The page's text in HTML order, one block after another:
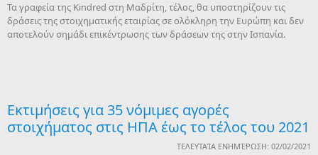
Τα γραφεία της Kindred στη Μαδρίτη, τέλος, θα υποστηρίζουν τις
δράσεις της στοιχηματικής εταιρίας σε ολόκληρη την Ευρώπη και δεν
αποτελούν σημάδι επικέντρωσης των δράσεων της στην Ισπανία.
Εκτιμήσεις για 35 νόμιμες αγορές
στοιχήματος στις ΗΠΑ έως το τέλος του 2021
ΤΕΛΕΥΤΑΊΑ ΕΝΗΜΈΡΩΣΗ: 02/02/2021